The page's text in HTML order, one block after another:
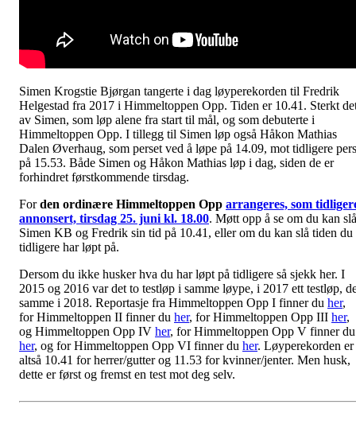
Simen Krogstie Bjørgan tangerte i dag løyperekorden til Fredrik
Helgestad fra 2017 i Himmeltoppen Opp. Tiden er 10.41. Sterkt
av Simen, som løp alene fra start til mål, og som debuterte i
Himmeltoppen Opp. I tillegg til Simen løp også Håkon Mathias
Dalen Øverhaug, som perset ved å løpe på 14.09, mot tidligere pers
på 15.53. Både Simen og Håkon Mathias løp i dag, siden de er
forhindret førstkommende tirsdag.
Forden ordinære Himmeltoppen Opp arrangeres, som
annonsert, tirsdag 25. juni kl. 18.00. Møtt opp å se om du kan slå
Simen KB og Fredrik sin tid på 10.41, eller om du kan slå tiden du
tidligere har løpt på.
Dersom du ikke husker hva du har løpt på tidligere så sjekk her. I
2015 og 2016 var det to testløp i samme løype, i 2017 ett testløp,
samme i 2018. Reportasje fra Himmeltoppen Opp I finner du her,
for Himmeltoppen II finner du her, for Himmeltoppen Opp III her,
og Himmeltoppen Opp IV her, for Himmeltoppen Opp V finner du
her, og for Himmeltoppen Opp VI finner du her. Løyperekorden er
altså 10.41 for herrer/gutter og 11.53 for kvinner/jenter. Men husk,
dette er først og fremst en test mot deg selv.